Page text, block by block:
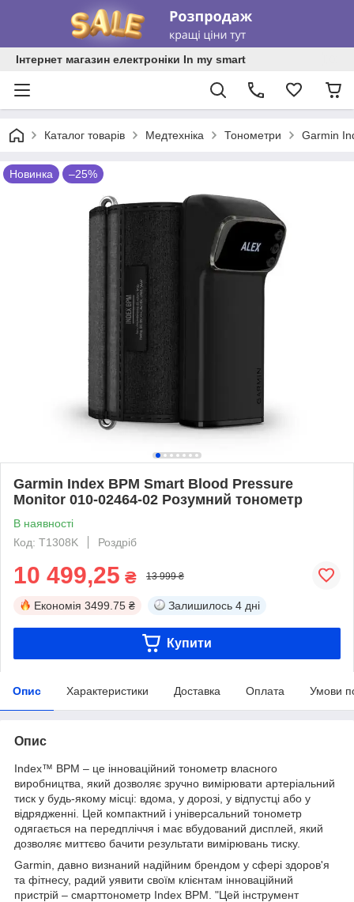
Інтернет магазин електроніки In my smart
Каталог товарів Медтехніка Тонометри Garmin
Новинка –25%
Garmin Index BPM Smart Blood Pressure
Monitor 010-02464-02 Розумний тонометр
В наявності
Код: T1308K
Роздріб
10 499,25 ₴ 13 999 ₴
Економія 3499.75 ₴ Залишилось 4 дні
Купити
Опис Характеристики Доставка Оплата Умови
Опис
Index™ BPM – це інноваційний тонометр власного
виробництва, який дозволяє зручно вимірювати артеріальний
тиск у будь-якому місці: вдома, у дорозі, у відпустці або у
відрядженні. Цей компактний і універсальний тонометр
одягається на передпліччя і має вбудований дисплей, який
дозволяє миттєво бачити результати вимірювань тиску.
Garmin, давно визнаний надійним брендом у сфері здоров'я
та фітнесу, радий уявити своїм клієнтам інноваційний
пристрій – смарттонометр Index BPM. "Цей інструмент